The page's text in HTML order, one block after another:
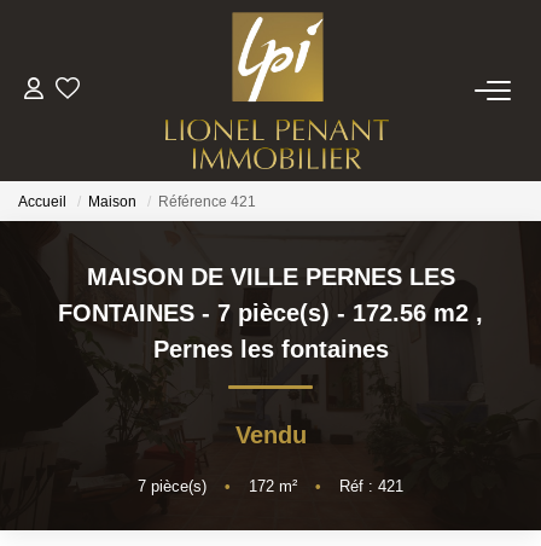
VENTES
PRESTIGE
BIENS VENDUS
ESTIMATION
CONTACT
Accueil Maison Référence 421
MAISON DE VILLE PERNES LES
FONTAINES - 7 pièce(s) - 172.56 m2 ,
Pernes les fontaines
Vendu
7 pièce(s) • 172 m² • Réf : 421